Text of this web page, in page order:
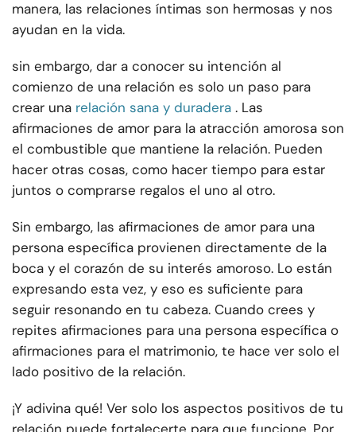
manera, las relaciones íntimas son hermosas y nos
ayudan en la vida.
sin embargo, dar a conocer su intención al
comienzo de una relación es solo un paso para
crear una relación sana y duradera . Las
afirmaciones de amor para la atracción amorosa son
el combustible que mantiene la relación. Pueden
hacer otras cosas, como hacer tiempo para estar
juntos o comprarse regalos el uno al otro.
Sin embargo, las afirmaciones de amor para una
persona específica provienen directamente de la
boca y el corazón de su interés amoroso. Lo están
expresando esta vez, y eso es suficiente para
seguir resonando en tu cabeza. Cuando crees y
repites afirmaciones para una persona específica o
afirmaciones para el matrimonio, te hace ver solo el
lado positivo de la relación.
¡Y adivina qué! Ver solo los aspectos positivos de tu